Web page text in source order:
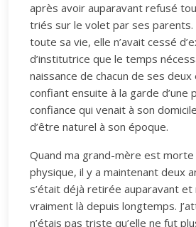
après avoir auparavant refusé
triés sur le volet par ses parents.
toute sa vie, elle n’avait cessé
d’institutrice que le temps
naissance de chacun de ses
confiant ensuite à la garde d’une
confiance qui venait à son
d’être naturel à son époque.
Quand ma grand-mère est
physique, il y a maintenant deux
s’était déjà retirée auparavant et
vraiment là depuis longtemps.
n’étais pas triste qu’elle ne fut